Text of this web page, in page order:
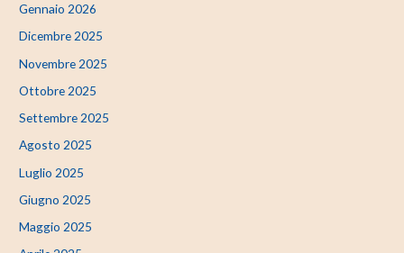
Gennaio 2026
Dicembre 2025
Novembre 2025
Ottobre 2025
Settembre 2025
Agosto 2025
Luglio 2025
Giugno 2025
Maggio 2025